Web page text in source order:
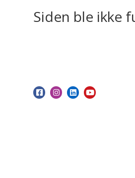
Siden ble ikke